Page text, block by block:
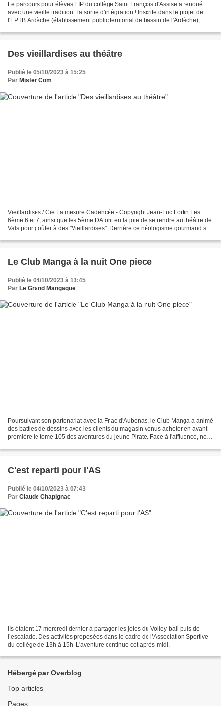
Le parcours pour élèves EIP du collège Saint François d'Assise a renoué
avec une vieille tradition : la sortie d'intégration ! Inscrite dans le projet de
l'EPTB Ardèche (établissement public territorial de bassin de l'Ardèche),
Des vieillardises au théâtre
Publié le 05/10/2023 à 15:25
Par Mister Com
Vieillardises / Cie La mesure Cadencée - Copyright Jean-Luc Fortin Les
6ème 6 et 7, ainsi que les 5ème DA ont eu la joie de se rendre au théâtre de
Vals pour goûter à des "Vieillardises". Derrière ce néologisme gourmand se
Le Club Manga à la nuit One piece
Publié le 04/10/2023 à 13:45
Par Le Grand Mangaque
Poursuivant son partenariat avec la Fnac d'Aubenas, le Club Manga a animé
des battles de dessins avec les clients du magasin venus acheter en avant-
première le tome 105 des aventures du jeune Pirate. Face à l'affluence, nous
C'est reparti pour l'AS
Publié le 04/10/2023 à 07:43
Par Claude Chapignac
IIs étaient 17 mercredi dernier à partager les joies du Volley-ball puis de
l’escalade. Des activités proposées dans le cadre de l’Association Sportive
du collège de 13h à 15h. L'aventure continue cet après-midi.
Hébergé par Overblog
Top articles
Pages